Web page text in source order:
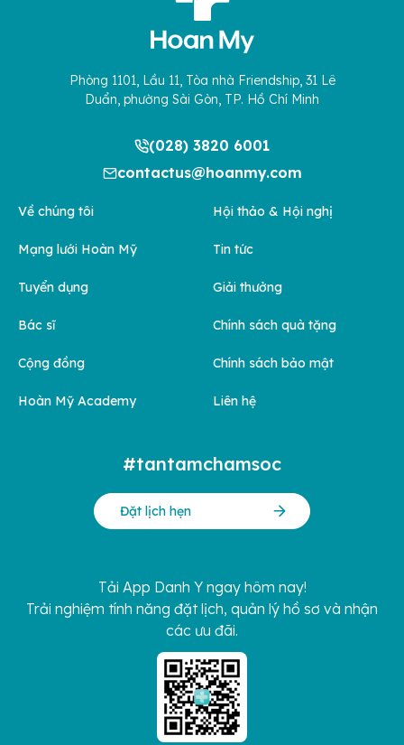
Phòng 1101, Lầu 11, Tòa nhà Friendship, 31 Lê
Duẩn, phường Sài Gòn, TP. Hồ Chí Minh
(028) 3820 6001
contactus@hoanmy.com
Về chúng tôi
Mạng lưới Hoàn Mỹ
Tuyển dụng
Bác sĩ
Cộng đồng
Hoàn Mỹ Academy
Hội thảo & Hội nghị
Tin tức
Giải thưởng
Chính sách quà tặng
Chính sách bảo mật
Liên hệ
#tantamchamsoc
Đặt lịch hẹn
Tải App Danh Y ngay hôm nay!
Trải nghiệm tính năng đặt lịch, quản lý hồ sơ và nhận
các ưu đãi.